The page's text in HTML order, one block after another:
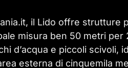
il Lido offre strutture
misura ben 50 metri per
d’acqua e piccoli scivoli,
esterna di cinquemila